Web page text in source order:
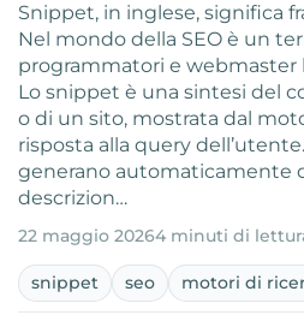
Snippet, in inglese, significa
Nel mondo della SEO è un
programmatori e webmaster
Lo snippet è una sintesi del
o di un sito, mostrata dal
risposta alla query
generano automaticamente
descrizion…
22 maggio 20264 minuti di
snippet seo motori di